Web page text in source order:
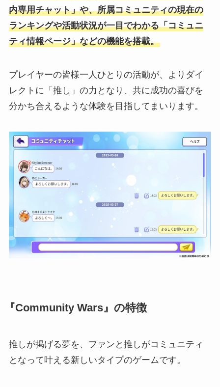
内専⽤チャット」や、所属コミュニティの現在の
ランキングや活動状況が⼀⽬でわかる「コミュニ
ティ情報ページ」などの機能を搭載。
プレイヤーの皆様⼀⼈ひとりの活動が、よりダイ
レクトに「推し」の⼒となり、共に成功の喜びを
分かち合えるような体験を⽬指してまいります。
『Community Wars』の特徴
推しが掲げる夢を、ファンと推しがコミュニティ
となって叶える新しいタイプのゲームです。